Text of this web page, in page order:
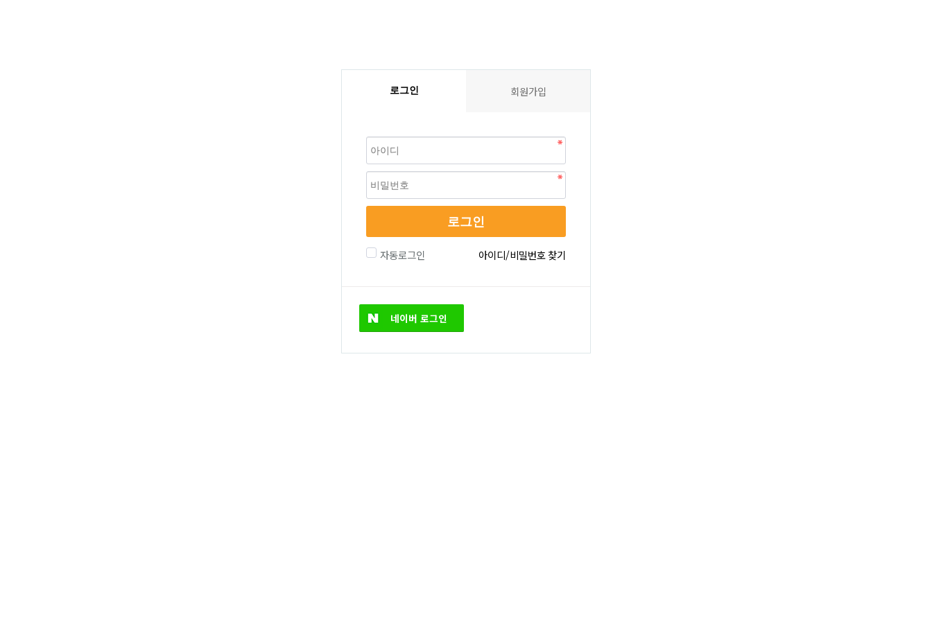
로그인 회원가입
로그인
자동로그인 아이디/비밀번호 찾기
네이버 로그인